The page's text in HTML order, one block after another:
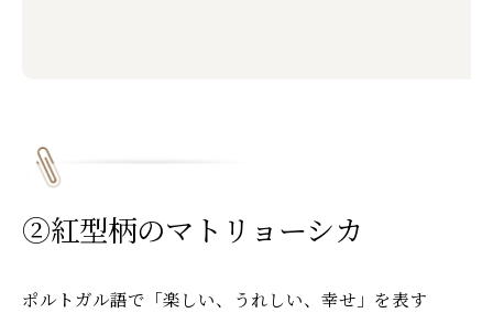
②紅型柄のマトリョーシカ
ポルトガル語で「楽しい、うれしい、幸せ」を表す